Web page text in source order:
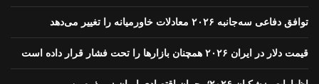
توافق دفاعی سه‌جانبه ۲۰۲۶ معادلات خاورمیانه را تغییر می‌دهد
قیمت دلار در ایران ۲۰۲۶ همچنان بازارها را تحت فشار قرار داده است